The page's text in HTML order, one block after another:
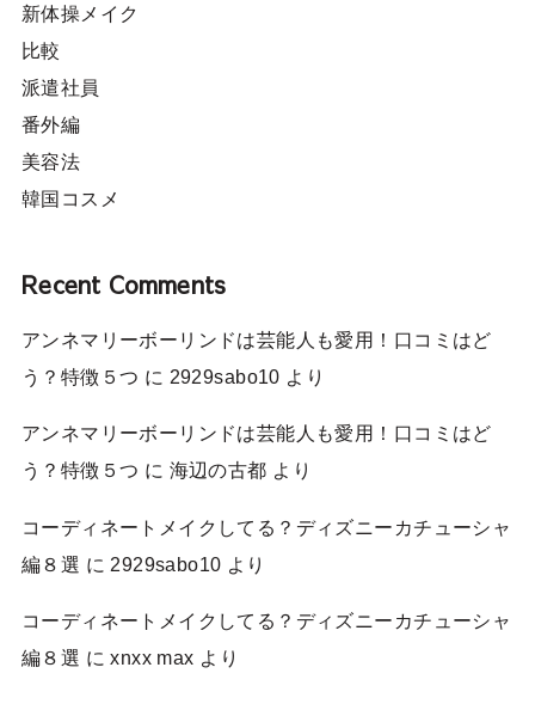
新体操メイク
比較
派遣社員
番外編
美容法
韓国コスメ
Recent Comments
アンネマリーボーリンドは芸能人も愛用！口コミはど
う？特徴５つ に 2929sabo10 より
アンネマリーボーリンドは芸能人も愛用！口コミはど
う？特徴５つ に 海辺の古都 より
コーディネートメイクしてる？ディズニーカチューシャ
編８選 に 2929sabo10 より
コーディネートメイクしてる？ディズニーカチューシャ
編８選 にxnxx max より